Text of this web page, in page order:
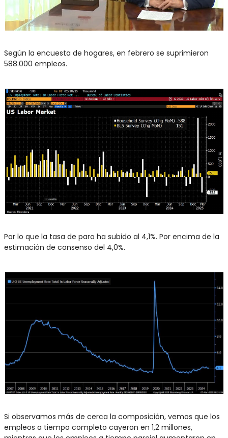
Según la encuesta de hogares, en febrero se suprimieron
588.000 empleos.
Por lo que la tasa de paro ha subido al 4,1%. Por encima de la
estimación de consenso del 4,0%.
Si observamos más de cerca la composición, vemos que los
empleos a tiempo completo cayeron en 1,2 millones,